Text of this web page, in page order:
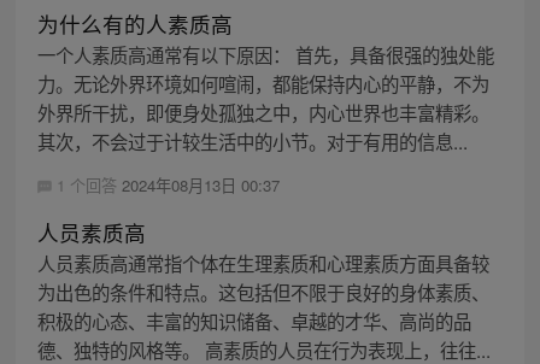
为什么有的人素质高
一个人素质高通常有以下原因： 首先，具备很强的独处能
力。无论外界环境如何喧闹，都能保持内心的平静，不为
外界所干扰，即便身处孤独之中，内心世界也丰富精彩。
其次，不会过于计较生活中的小节。对于有用的信息...
1 个回答 2024年08月13日 00:37
人员素质高
人员素质高通常指个体在生理素质和心理素质方面具备较
为出色的条件和特点。这包括但不限于良好的身体素质、
积极的心态、丰富的知识储备、卓越的才华、高尚的品
德、独特的风格等。 高素质的人员在行为表现上，往往...